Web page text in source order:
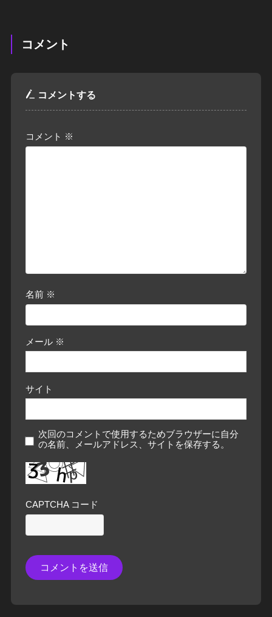
コメント
コメントする
コメント ※
名前 ※
メール ※
サイト
次回のコメントで使用するためブラウザーに自分
の名前、メールアドレス、サイトを保存する。
CAPTCHA コード